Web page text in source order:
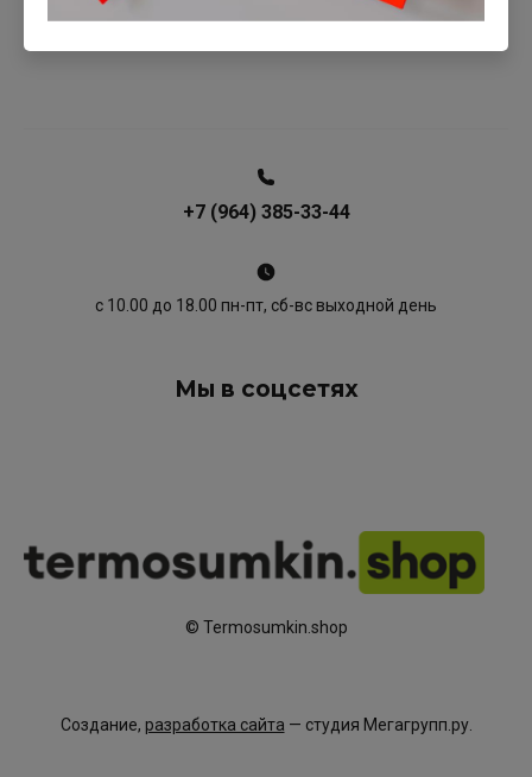
© Termosumkin.shop
+7 (964) 385-33-44
с 10.00 до 18.00 пн-пт, сб-вс выходной день
Мы в соцсетях
Создание, разработка сайта — студия Мегагрупп.ру.